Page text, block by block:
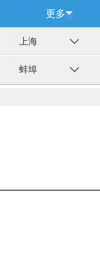
更多
上海
蚌埠